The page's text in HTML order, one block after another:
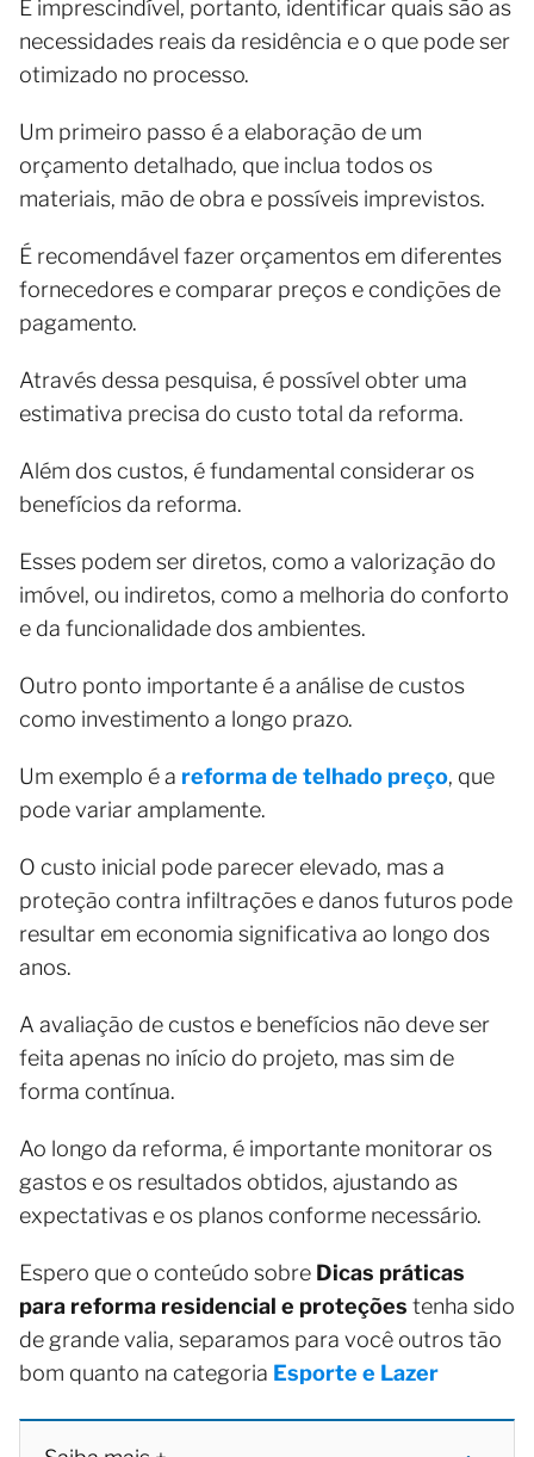
É imprescindível, portanto, identificar quais são as
necessidades reais da residência e o que pode ser
otimizado no processo.
Um primeiro passo é a elaboração de um
orçamento detalhado, que inclua todos os
materiais, mão de obra e possíveis imprevistos.
É recomendável fazer orçamentos em diferentes
fornecedores e comparar preços e condições de
pagamento.
Através dessa pesquisa, é possível obter uma
estimativa precisa do custo total da reforma.
Além dos custos, é fundamental considerar os
benefícios da reforma.
Esses podem ser diretos, como a valorização do
imóvel, ou indiretos, como a melhoria do conforto
e da funcionalidade dos ambientes.
Outro ponto importante é a análise de custos
como investimento a longo prazo.
Um exemplo é a reforma de telhado preço, que
pode variar amplamente.
O custo inicial pode parecer elevado, mas a
proteção contra infiltrações e danos futuros pode
resultar em economia significativa ao longo dos
anos.
A avaliação de custos e benefícios não deve ser
feita apenas no início do projeto, mas sim de
forma contínua.
Ao longo da reforma, é importante monitorar os
gastos e os resultados obtidos, ajustando as
expectativas e os planos conforme necessário.
Espero que o conteúdo sobre Dicas práticas
para reforma residencial e proteções tenha sido
de grande valia, separamos para você outros tão
bom quanto na categoria Esporte e Lazer